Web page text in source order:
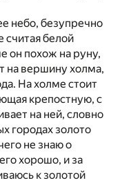
небо, безупречно
белой
он похож на руну,
на вершину холма,
На холме стоит
крепостную, с
на ней, словно
городах золото
не знаю о
хорошо, и за
к золотой